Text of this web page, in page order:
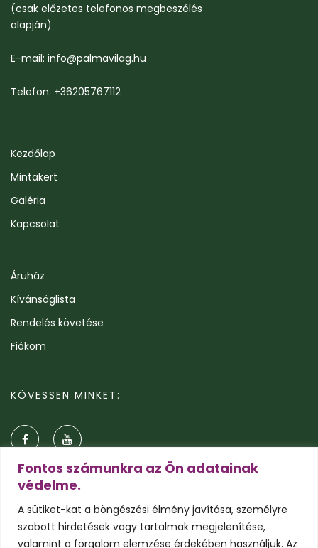
Fontos számunkra az Ön adatainak
védelme.
A sütiket-kat a böngészési élmény javítása, személyre
szabott hirdetések vagy tartalmak megjelenítése,
valamint a forgalom elemzése érdekében használjuk. Az
(csak előzetes telefonos megbeszélés
alapján)
E-mail: info@palmavilag.hu
Telefon: +36205767112
Kezdőlap
Mintakert
Galéria
Kapcsolat
Áruház
Kívánságlista
Rendelés követése
Fiókom
KÖVESSEN MINKET: